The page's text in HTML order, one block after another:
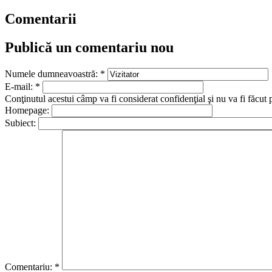
Comentarii
Publică un comentariu nou
Numele dumneavoastră: *
E-mail: *
Conţinutul acestui câmp va fi considerat confidenţial şi nu va fi făcut
Homepage:
Subiect:
Comentariu: *